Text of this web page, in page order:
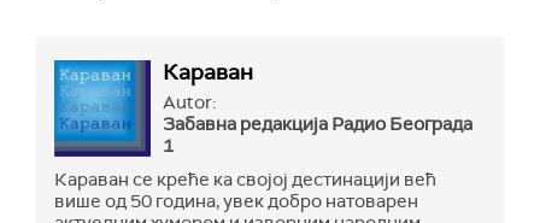
Караван
Autor:
Забавна редакција Радио Бeограда
1
Караван се креће ка својој дестинацији већ
више од 50 година, увек добро натоварен